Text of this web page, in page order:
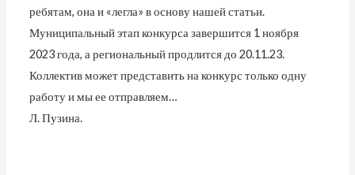
ребятам, она и «легла» в основу нашей статьи.
Муниципальный этап конкурса завершится 1 ноября
2023 года, а региональный продлится до 20.11.23.
Коллектив может представить на конкурс только одну
работу и мы ее отправляем…
Л. Пузина.